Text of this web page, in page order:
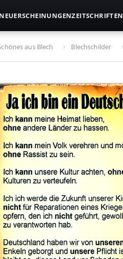
NEUERSCHEINUNGENZEITSCHRIFTEN
aus Blech Blechschilder